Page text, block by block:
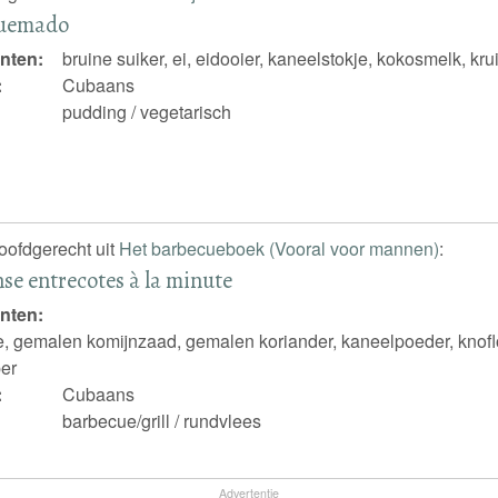
bruine suiker, ei, eidooier, kaneelstokje, kokosmelk,
Cubaans
pudding / vegetarisch
uit Het barbecueboek (Vooral voor mannen):
entrecotes à la minute
gemalen komijnzaad, gemalen koriander, kaneelpoeder,
Cubaans
barbecue/grill / rundvlees
Advertentie